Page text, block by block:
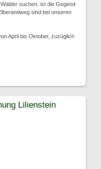
suchen, ist die Gegend
sind bei unseren
April bis Oktober, zuzüglich
Lilienstein